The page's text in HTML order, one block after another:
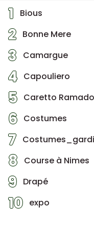
1 Bious
2 Bonne Mere
3 Camargue
4 Capouliero
5 Caretto Ramado
6 Costumes
7
8 Course à Nimes
9 Drapé
10 expo